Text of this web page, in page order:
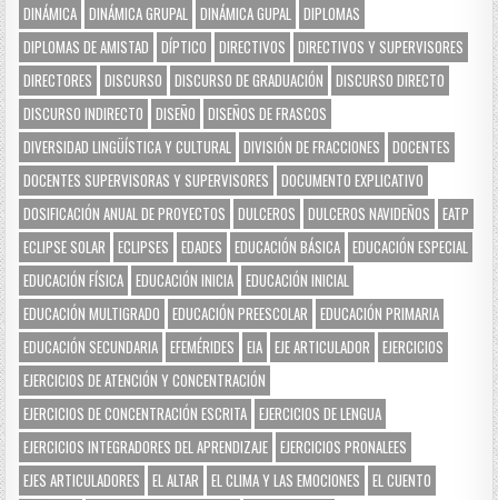
DINÁMICA DINÁMICA GRUPAL DINÁMICA GUPAL
DIPLOMAS
DIPLOMAS DE AMISTAD
DÍPTICO DIRECTIVOS
DIRECTIVOS Y SUPERVISORES
DIRECTORES
DISCURSO DISCURSO DE GRADUACIÓN
DISCURSO DIRECTO
DISCURSO INDIRECTO
DISEÑO
DISEÑOS DE FRASCOS
DIVERSIDAD LINGÜÍSTICA Y CULTURAL
DIVISIÓN DE FRACCIONES
DOCENTES
DOCENTES SUPERVISORAS Y SUPERVISORES
DOCUMENTO EXPLICATIVO
DOSIFICACIÓN ANUAL DE PROYECTOS
DULCEROS DULCEROS NAVIDEÑOS
EATP
ECLIPSE SOLAR
ECLIPSES EDADES EDUCACIÓN BÁSICA EDUCACIÓN ESPECIAL
EDUCACIÓN FÍSICA EDUCACIÓN INICIA EDUCACIÓN INICIAL
EDUCACIÓN MULTIGRADO
EDUCACIÓN PREESCOLAR
EDUCACIÓN PRIMARIA
EDUCACIÓN SECUNDARIA EFEMÉRIDES EIA EJE ARTICULADOR
EJERCICIOS
EJERCICIOS DE ATENCIÓN Y CONCENTRACIÓN
EJERCICIOS DE CONCENTRACIÓN ESCRITA EJERCICIOS DE LENGUA
EJERCICIOS INTEGRADORES DEL APRENDIZAJE EJERCICIOS PRONALEES
EJES ARTICULADORES
EL ALTAR EL CLIMA Y LAS EMOCIONES
EL CUENTO